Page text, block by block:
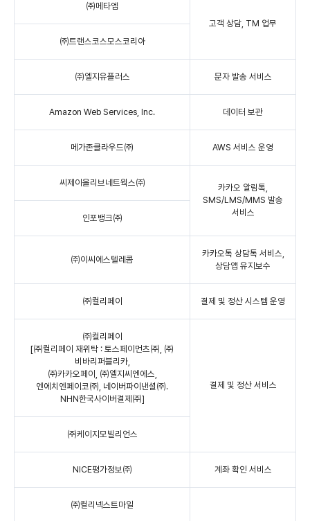
㈜메타엠
고객 상담, TM 업무
㈜트랜스코스모스코리아
㈜엘지유플러스 문자 발송 서비스
Amazon Web Services, Inc. 데이터 보관
메가존클라우드㈜ AWS 서비스 운영
씨제이올리브네트웍스㈜
카카오 알림톡,
SMS/LMS/MMS 발송
서비스
인포뱅크㈜
㈜이씨에스텔레콤
카카오톡 상담톡 서비스,
상담앱 유지보수
㈜컬리페이 결제 및 정산 시스템 운영
㈜컬리페이
[㈜컬리페이 재위탁 : 토스페이먼츠㈜, ㈜
비바리퍼블리카,
㈜카카오페이, ㈜엘지씨엔에스,
엔에치엔페이코㈜, 네이버파이낸셜㈜.
NHN한국사이버결제㈜]
결제 및 정산 서비스
㈜케이지모빌리언스
NICE평가정보㈜ 계좌 확인 서비스
㈜컬리넥스트마일